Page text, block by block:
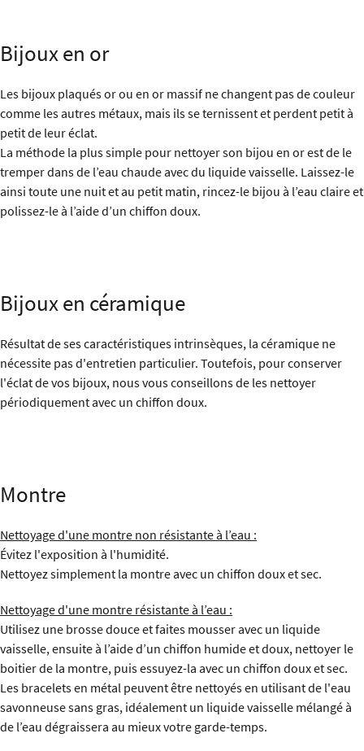
Bijoux en or
Les bijoux plaqués or ou en or massif ne changent pas de couleur
comme les autres métaux, mais ils se ternissent et perdent petit à
petit de leur éclat.
La méthode la plus simple pour nettoyer son bijou en or est de le
tremper dans de l’eau chaude avec du liquide vaisselle. Laissez-le
ainsi toute une nuit et au petit matin, rincez-le bijou à l’eau claire et
polissez-le à l’aide d’un chiffon doux.
Bijoux en céramique
Résultat de ses caractéristiques intrinsèques, la céramique ne
nécessite pas d'entretien particulier. Toutefois, pour conserver
l'éclat de vos bijoux, nous vous conseillons de les nettoyer
périodiquement avec un chiffon doux.
Montre
Nettoyage d'une montre non résistante à l’eau :
Évitez l'exposition à l'humidité.
Nettoyez simplement la montre avec un chiffon doux et sec.
Nettoyage d'une montre résistante à l’eau :
Utilisez une brosse douce et faites mousser avec un liquide
vaisselle, ensuite à l’aide d’un chiffon humide et doux, nettoyer le
boitier de la montre, puis essuyez-la avec un chiffon doux et sec.
Les bracelets en métal peuvent être nettoyés en utilisant de l'eau
savonneuse sans gras, idéalement un liquide vaisselle mélangé à
de l’eau dégraissera au mieux votre garde-temps.